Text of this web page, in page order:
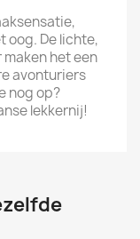
oog. De lichte,
het een
avonturiers
nog op?
lekkernij!